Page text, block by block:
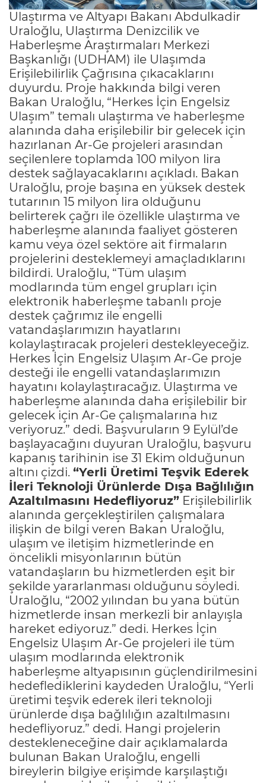
Ulaştırma ve Altyapı Bakanı Abdulkadir
Uraloğlu, Ulaştırma Denizcilik ve
Haberleşme Araştırmaları Merkezi
Başkanlığı (UDHAM) ile Ulaşımda
Erişilebilirlik Çağrısına çıkacaklarını
duyurdu. Proje hakkında bilgi veren
Bakan Uraloğlu, “Herkes İçin Engelsiz
Ulaşım” temalı ulaştırma ve haberleşme
alanında daha erişilebilir bir gelecek için
hazırlanan Ar-Ge projeleri arasından
seçilenlere toplamda 100 milyon lira
destek sağlayacaklarını açıkladı. Bakan
Uraloğlu, proje başına en yüksek destek
tutarının 15 milyon lira olduğunu
belirterek çağrı ile özellikle ulaştırma ve
haberleşme alanında faaliyet gösteren
kamu veya özel sektöre ait firmaların
projelerini desteklemeyi amaçladıklarını
bildirdi. Uraloğlu, “Tüm ulaşım
modlarında tüm engel grupları için
elektronik haberleşme tabanlı proje
destek çağrımız ile engelli
vatandaşlarımızın hayatlarını
kolaylaştıracak projeleri destekleyeceğiz.
Herkes İçin Engelsiz Ulaşım Ar-Ge proje
desteği ile engelli vatandaşlarımızın
hayatını kolaylaştıracağız. Ulaştırma ve
haberleşme alanında daha erişilebilir bir
gelecek için Ar-Ge çalışmalarına hız
veriyoruz.” dedi. Başvuruların 9 Eylül’de
başlayacağını duyuran Uraloğlu, başvuru
kapanış tarihinin ise 31 Ekim olduğunun
altını çizdi. “Yerli Üretimi Teşvik Ederek
İleri Teknoloji Ürünlerde Dışa Bağlılığın
Azaltılmasını Hedefliyoruz” Erişilebilirlik
alanında gerçekleştirilen çalışmalara
ilişkin de bilgi veren Bakan Uraloğlu,
ulaşım ve iletişim hizmetlerinde en
öncelikli misyonlarının bütün
vatandaşların bu hizmetlerden eşit bir
şekilde yararlanması olduğunu söyledi.
Uraloğlu, “2002 yılından bu yana bütün
hizmetlerde insan merkezli bir anlayışla
hareket ediyoruz.” dedi. Herkes İçin
Engelsiz Ulaşım Ar-Ge projeleri ile tüm
ulaşım modlarında elektronik
haberleşme altyapısının güçlendirilmesini
hedeflediklerini kaydeden Uraloğlu, “Yerli
üretimi teşvik ederek ileri teknoloji
ürünlerde dışa bağlılığın azaltılmasını
hedefliyoruz.” dedi. Hangi projelerin
destekleneceğine dair açıklamalarda
bulunan Bakan Uraloğlu, engelli
bireylerin bilgiye erişimde karşılaştığı